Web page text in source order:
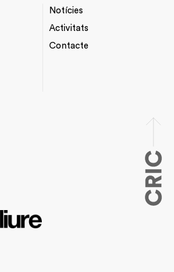
*TOP
MENU
Notícies
Activitats
Contacte